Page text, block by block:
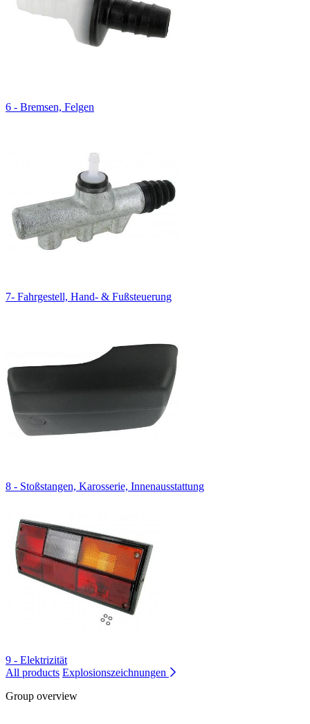
6 - Bremsen, Felgen
7- Fahrgestell, Hand- & Fußsteuerung
8 - Stoßstangen, Karosserie, Innenausstattung
9 - Elektrizität
All products Explosionszeichnungen
Group overview